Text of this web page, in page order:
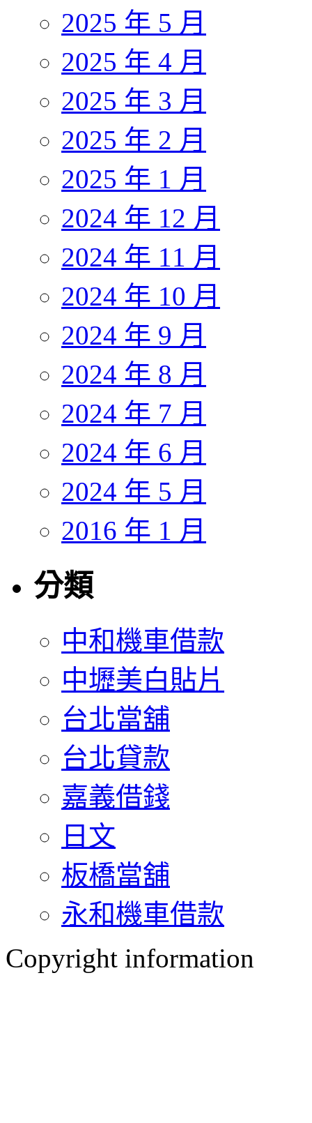
2025 年 5 月
2025 年 4 月
2025 年 3 月
2025 年 2 月
2025 年 1 月
2024 年 12 月
2024 年 11 月
2024 年 10 月
2024 年 9 月
2024 年 8 月
2024 年 7 月
2024 年 6 月
2024 年 5 月
2016 年 1 月
分類
中和機車借款
中壢美白貼片
台北當舖
台北貸款
嘉義借錢
日文
板橋當舖
永和機車借款
Copyright information